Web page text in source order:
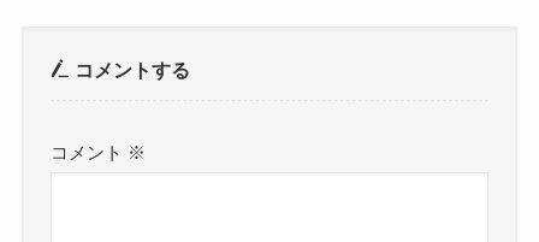
コメントする
コメント ※